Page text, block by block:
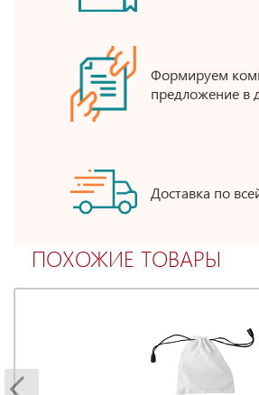
Формируем
предложение в
Доставка по
ПОХОЖИЕ ТОВАРЫ